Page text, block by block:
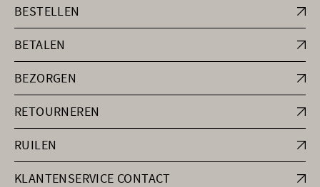
BESTELLEN
BETALEN
BEZORGEN
RETOURNEREN
RUILEN
KLANTENSERVICE CONTACT